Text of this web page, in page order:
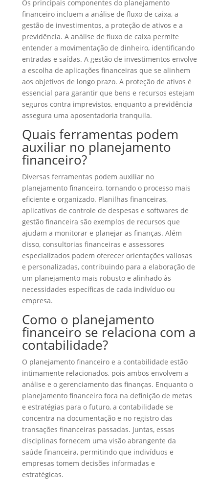
Os principais componentes do planejamento
financeiro incluem a análise de fluxo de caixa, a
gestão de investimentos, a proteção de ativos e a
previdência. A análise de fluxo de caixa permite
entender a movimentação de dinheiro, identificando
entradas e saídas. A gestão de investimentos envolve
a escolha de aplicações financeiras que se alinhem
aos objetivos de longo prazo. A proteção de ativos é
essencial para garantir que bens e recursos estejam
seguros contra imprevistos, enquanto a previdência
assegura uma aposentadoria tranquila.
Quais ferramentas podem
auxiliar no planejamento
financeiro?
Diversas ferramentas podem auxiliar no
planejamento financeiro, tornando o processo mais
eficiente e organizado. Planilhas financeiras,
aplicativos de controle de despesas e softwares de
gestão financeira são exemplos de recursos que
ajudam a monitorar e planejar as finanças. Além
disso, consultorias financeiras e assessores
especializados podem oferecer orientações valiosas
e personalizadas, contribuindo para a elaboração de
um planejamento mais robusto e alinhado às
necessidades específicas de cada indivíduo ou
empresa.
Como o planejamento
financeiro se relaciona com a
contabilidade?
O planejamento financeiro e a contabilidade estão
intimamente relacionados, pois ambos envolvem a
análise e o gerenciamento das finanças. Enquanto o
planejamento financeiro foca na definição de metas
e estratégias para o futuro, a contabilidade se
concentra na documentação e no registro das
transações financeiras passadas. Juntas, essas
disciplinas fornecem uma visão abrangente da
saúde financeira, permitindo que indivíduos e
empresas tomem decisões informadas e
estratégicas.